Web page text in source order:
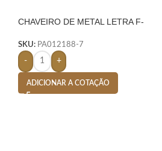
CHAVEIRO DE METAL LETRA F-
SKU: PA012188-7
- +
ADICIONAR A COTAÇÃO